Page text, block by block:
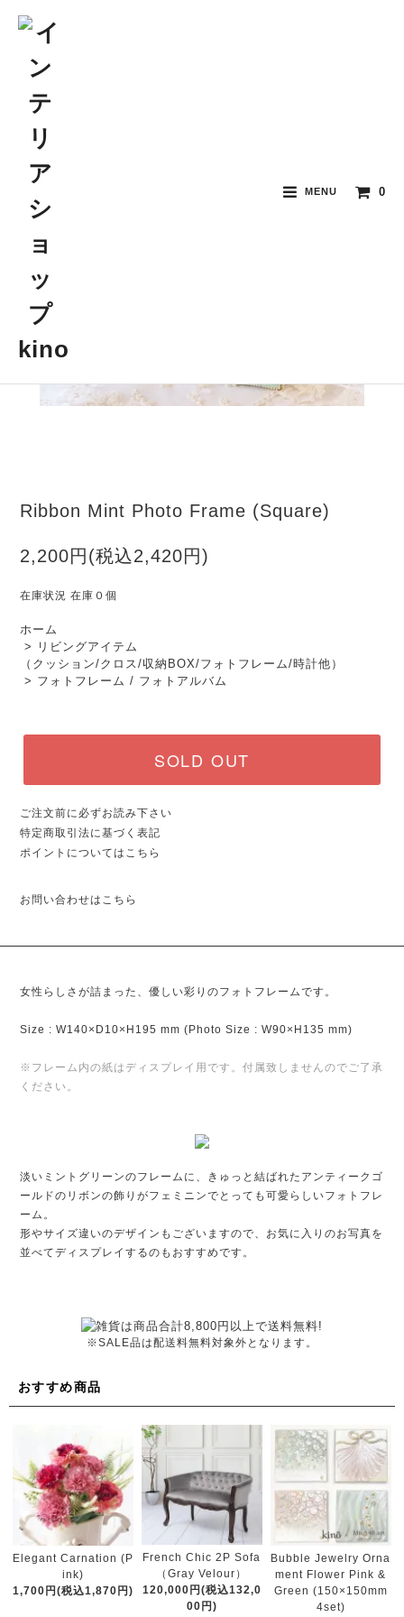
MENU 0
Ribbon Mint Photo Frame (Square)
2,200円(税込2,420円)
在庫状況 在庫０個
ホーム
>
リビングアイテム
（クッション/クロス/収納BOX/フォトフレーム/時計他）
> フォトフレーム / フォトアルバム
SOLD OUT
ご注文前に必ずお読み下さい
特定商取引法に基づく表記
ポイントについてはこちら
お問い合わせはこちら
女性らしさが詰まった、優しい彩りのフォトフレームです。
Size : W140×D10×H195 mm (Photo Size : W90×H135 mm)
※フレーム内の紙はディスプレイ用です。付属致しませんのでご了承
ください。
淡いミントグリーンのフレームに、きゅっと結ばれたアンティークゴ
ールドのリボンの飾りがフェミニンでとっても可愛らしいフォトフレ
ーム。
形やサイズ違いのデザインもございますので、お気に入りのお写真を
並べてディスプレイするのもおすすめです。
※SALE品は配送料無料対象外となります。
おすすめ商品
Elegant Carnation (P
ink)
1,700円(税込1,870円)
French Chic 2P Sofa
（Gray Velour）
120,000円(税込132,0
00円)
Bubble Jewelry Orna
ment Flower Pink &
Green (150×150mm
4set)